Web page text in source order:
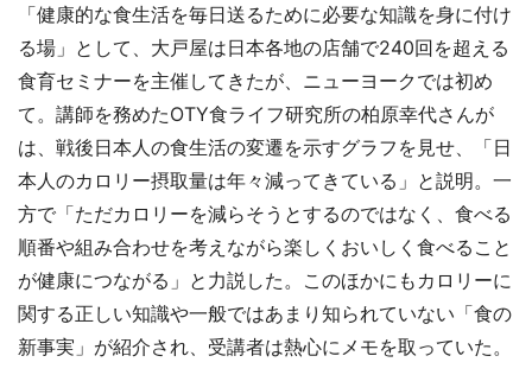
「健康的な食生活を毎日送るために必要な知識を身に付け
る場」として、大戸屋は日本各地の店舗で240回を超える
食育セミナーを主催してきたが、ニューヨークでは初め
て。講師を務めたOTY食ライフ研究所の柏原幸代さんが
は、戦後日本人の食生活の変遷を示すグラフを見せ、「日
本人のカロリー摂取量は年々減ってきている」と説明。一
方で「ただカロリーを減らそうとするのではなく、食べる
順番や組み合わせを考えながら楽しくおいしく食べること
が健康につながる」と力説した。このほかにもカロリーに
関する正しい知識や一般ではあまり知られていない「食の
新事実」が紹介され、受講者は熱心にメモを取っていた。